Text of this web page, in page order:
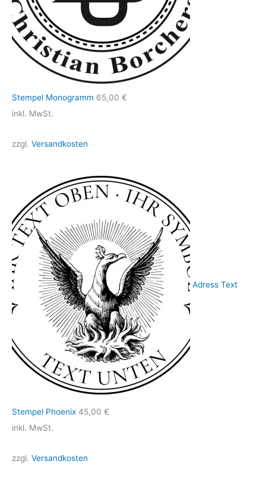
Stempel Monogramm 65,00 €
inkl. MwSt.
zzgl. Versandkosten
Adress Text
Stempel Phoenix 45,00 €
inkl. MwSt.
zzgl. Versandkosten